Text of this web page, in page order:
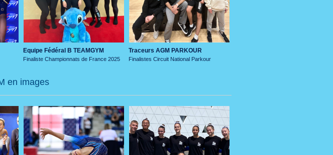
Equipe Fédéral B TEAMGYM
Finaliste Championnats de France 2025
Traceurs AGM PARKOUR
Finalistes Circuit National Parkour
en images